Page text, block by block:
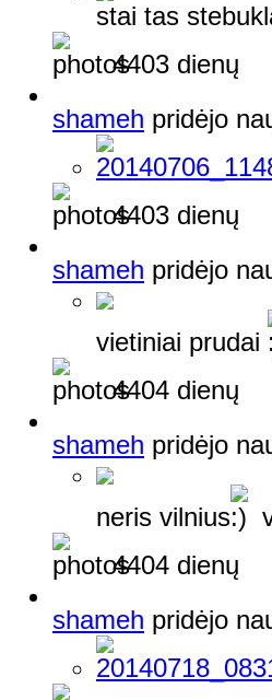
stai tas
4403 dienų
shameh pridėjo
4403 dienų
shameh pridėjo
vietiniai prudai
4404 dienų
shameh pridėjo
neris vilnius
4404 dienų
shameh pridėjo